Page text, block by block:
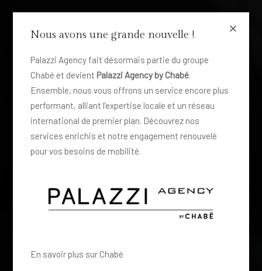
Nous avons une grande nouvelle !
Palazzi Agency fait désormais partie du groupe
Chabé et devient Palazzi Agency by Chabé.
Ensemble, nous vous offrons un service encore plus
performant, alliant l’expertise locale et un réseau
international de premier plan. Découvrez nos
services enrichis et notre engagement renouvelé
pour vos besoins de mobilité.
En savoir plus sur Chabé